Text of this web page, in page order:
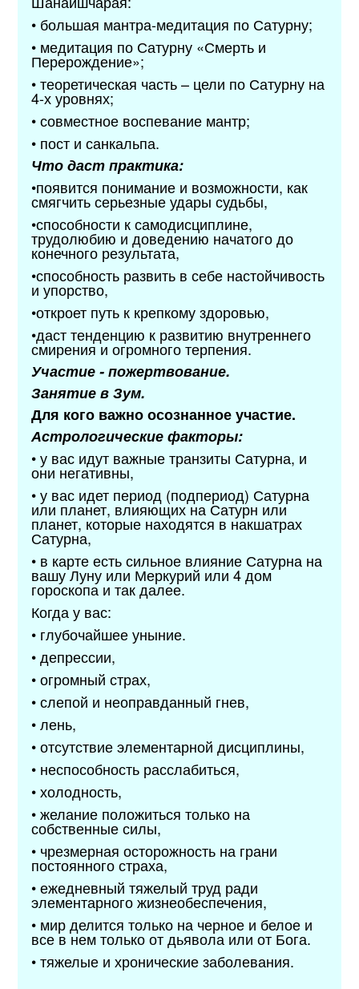
• большая мантра-медитация по Сатурну;
• медитация по Сатурну «Смерть и
Перерождение»;
• теоретическая часть – цели по Сатурну на
4-х уровнях;
• совместное воспевание мантр;
• пост и санкальпа.
Что даст практика:
•появится понимание и возможности, как
смягчить серьезные удары судьбы,
•способности к самодисциплине,
трудолюбию и доведению начатого до
конечного результата,
•способность развить в себе настойчивость
и упорство,
•откроет путь к крепкому здоровью,
•даст тенденцию к развитию внутреннего
смирения и огромного терпения.
Участие - пожертвование.
Занятие в Зум.
Для кого важно осознанное участие.
Астрологические факторы:
• у вас идут важные транзиты Сатурна, и
они негативны,
• у вас идет период (подпериод) Сатурна
или планет, влияющих на Сатурн или
планет, которые находятся в накшатрах
Сатурна,
• в карте есть сильное влияние Сатурна на
вашу Луну или Меркурий или 4 дом
гороскопа и так далее.
Когда у вас:
• глубочайшее уныние.
• депрессии,
• огромный страх,
• слепой и неоправданный гнев,
• лень,
• отсутствие элементарной дисциплины,
• неспособность расслабиться,
• холодность,
• желание положиться только на
собственные силы,
• чрезмерная осторожность на грани
постоянного страха,
• ежедневный тяжелый труд ради
элементарного жизнеобеспечения,
• мир делится только на черное и белое и
все в нем только от дьявола или от Бога.
• тяжелые и хронические заболевания.